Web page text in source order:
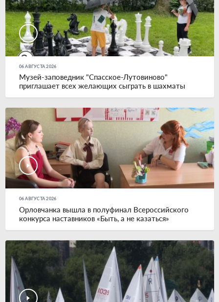
06 АВГУСТА 2026
Музей-заповедник "Спасское-Лутовиново"
приглашает всех желающих сыграть в шахматы
06 АВГУСТА 2026
Орловчанка вышла в полуфинал Всероссийского
конкурса наставников «Быть, а не казаться»